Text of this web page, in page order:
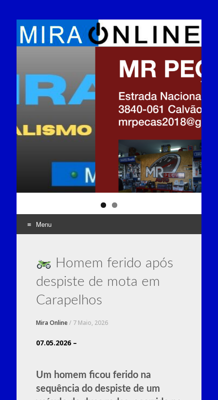
Menu
content
Homem ferido após
despiste de mota em
Carapelhos
Mira Online/ 7 Maio, 2026
07.05.2026 –
Um homem ficou ferido na
sequência do despiste de um